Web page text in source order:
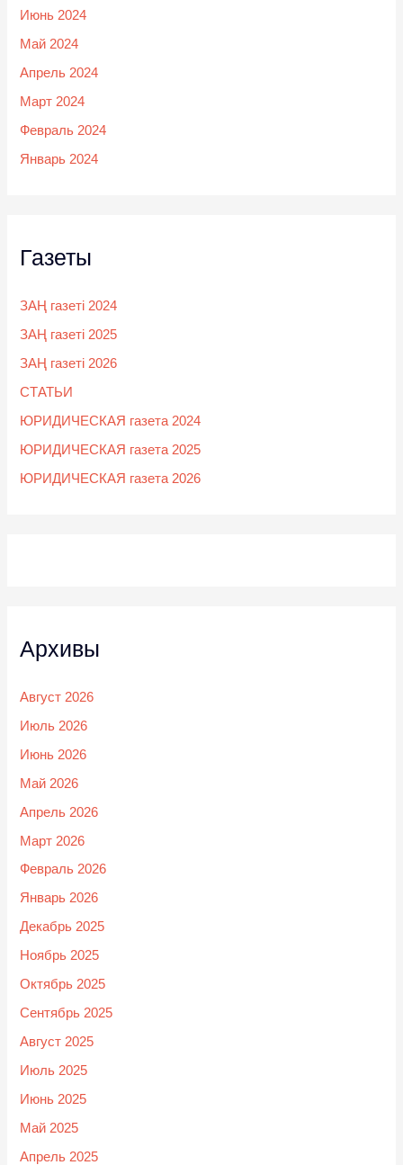
Июнь 2024
Май 2024
Апрель 2024
Март 2024
Февраль 2024
Январь 2024
Газеты
ЗАҢ газеті 2024
ЗАҢ газеті 2025
ЗАҢ газеті 2026
СТАТЬИ
ЮРИДИЧЕСКАЯ газета 2024
ЮРИДИЧЕСКАЯ газета 2025
ЮРИДИЧЕСКАЯ газета 2026
Архивы
Август 2026
Июль 2026
Июнь 2026
Май 2026
Апрель 2026
Март 2026
Февраль 2026
Январь 2026
Декабрь 2025
Ноябрь 2025
Октябрь 2025
Сентябрь 2025
Август 2025
Июль 2025
Июнь 2025
Май 2025
Апрель 2025